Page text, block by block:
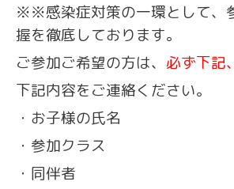
※※感染症対策の一環として、
握を徹底しております。
ご参加ご希望の方は、 必ず下記
下記内容をご連絡ください。
・お子様の氏名
・参加クラス
・同伴者